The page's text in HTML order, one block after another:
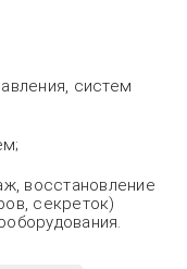
систем
восстановление
секреток)